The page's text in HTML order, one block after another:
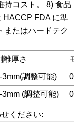
持コスト。 8) 食品
HACCP FDA に準
またはハードテク
離厚さ モ
3mm(調整可能)
3mm (調整可能)
ください: